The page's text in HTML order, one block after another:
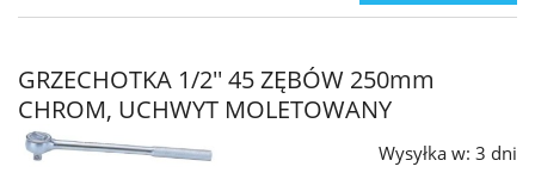
GRZECHOTKA 1/2'' 45 ZĘBÓW 250mm
CHROM, UCHWYT MOLETOWANY
Wysyłka w: 3 dni